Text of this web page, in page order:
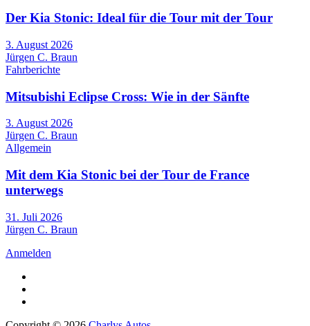
Der Kia Stonic: Ideal für die Tour mit der Tour
3. August 2026
Jürgen C. Braun
Fahrberichte
Mitsubishi Eclipse Cross: Wie in der Sänfte
3. August 2026
Jürgen C. Braun
Allgemein
Mit dem Kia Stonic bei der Tour de France
unterwegs
31. Juli 2026
Jürgen C. Braun
Anmelden